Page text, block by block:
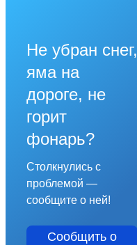
Не убран снег,
яма на
дороге, не
горит
фонарь?
Столкнулись с
проблемой —
сообщите о ней!
Сообщить о